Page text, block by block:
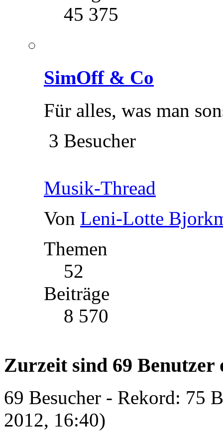
45 375
SimOff & Co
Für alles, was man
3 Besucher
Musik-Thread
Von Leni-Lotte
Themen
52
Beiträge
8 570
Zurzeit sind 69 Benutzer
69 Besucher - Rekord: 75
2012, 16:40)